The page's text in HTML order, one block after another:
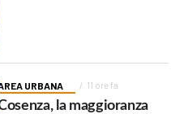
URBANA 11 ore fa
la maggioranza